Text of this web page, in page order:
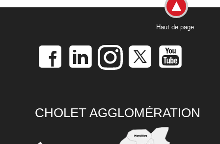
Haut de page
CHOLET AGGLOMÉRATION